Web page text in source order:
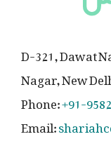
D-321, Dawat
Nagar, New
Phone:+91-
Email: